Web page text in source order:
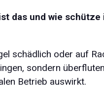
das und wie schütze
schädlich oder auf
sondern
Betrieb auswirkt.